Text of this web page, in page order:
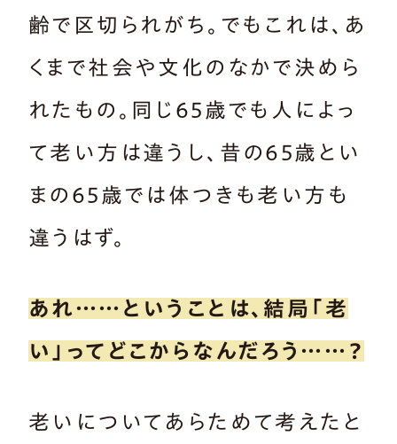
齢で区切られがち。でもこれは、あ
くまで社会や文化のなかで決めら
れたもの。同じ65歳でも人によっ
て老い方は違うし、昔の65歳とい
まの65歳では体つきも老い方も
違うはず。
あれ……ということは、結局「老
い」ってどこからなんだろう……？
老いについてあらためて考えたと